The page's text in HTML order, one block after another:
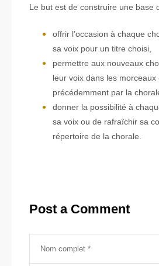
Le but est de construire une base
offrir l’occasion à chaque
sa voix pour un titre choisi,
permettre aux nouveaux
leur voix dans les morceaux
précédemment par la
donner la possibilité à
sa voix ou de rafraîchir sa
répertoire de la chorale.
Post a Comment